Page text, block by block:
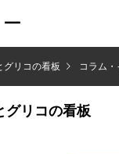
グリコの看板 コラム
グリコの看板